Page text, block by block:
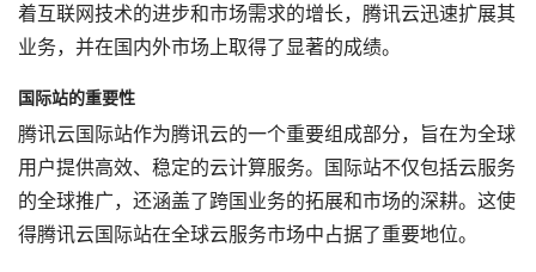
着互联网技术的进步和市场需求的增长，腾讯云迅速扩展其
业务，并在国内外市场上取得了显著的成绩。
国际站的重要性
腾讯云国际站作为腾讯云的一个重要组成部分，旨在为全球
用户提供高效、稳定的云计算服务。国际站不仅包括云服务
的全球推广，还涵盖了跨国业务的拓展和市场的深耕。这使
得腾讯云国际站在全球云服务市场中占据了重要地位。